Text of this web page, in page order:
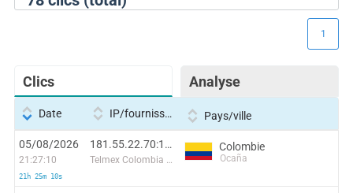
Clics Analyse
1
Date IP/fournisseur Pays/ville
05/08/2026
21:27:10
21h 25m 10s
181.55.22.70:1401
Telmex Colombia S.A.
Colombie
Ocaña